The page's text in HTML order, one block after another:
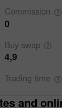
Commission
0
Buy swap
4,9
Trading time